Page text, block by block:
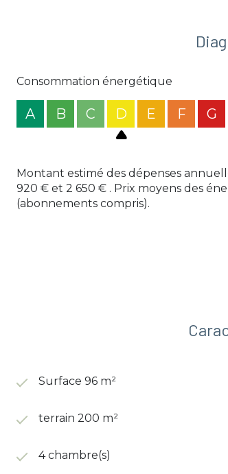
Consommation énergétique
A B C D E F G
Montant estimé des dépenses
920 € et 2 650 € . Prix moyens des
(abonnements compris).
Surface 96 m²
terrain 200 m²
4 chambre(s)